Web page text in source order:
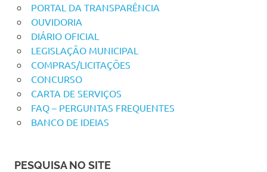
PORTAL DA TRANSPARÊNCIA
OUVIDORIA
DIÁRIO OFICIAL
LEGISLAÇÃO MUNICIPAL
COMPRAS/LICITAÇÕES
CONCURSO
CARTA DE SERVIÇOS
FAQ – PERGUNTAS FREQUENTES
BANCO DE IDEIAS
PESQUISA NO SITE